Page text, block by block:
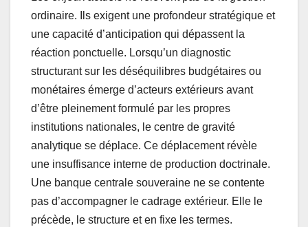
ordinaire. Ils exigent une profondeur stratégique et
une capacité d’anticipation qui dépassent la
réaction ponctuelle. Lorsqu’un diagnostic
structurant sur les déséquilibres budgétaires ou
monétaires émerge d’acteurs extérieurs avant
d’être pleinement formulé par les propres
institutions nationales, le centre de gravité
analytique se déplace. Ce déplacement révèle
une insuffisance interne de production doctrinale.
Une banque centrale souveraine ne se contente
pas d’accompagner le cadrage extérieur. Elle le
précède, le structure et en fixe les termes.